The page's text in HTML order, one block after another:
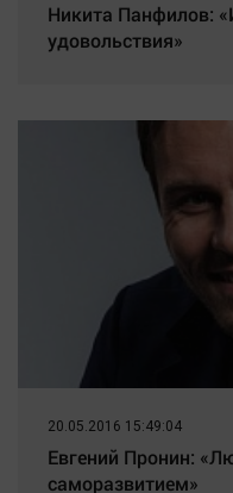
Никита Панфилов:
удовольствия»
20.05.2016 15:49:04
Евгений Пронин:
саморазвитием»